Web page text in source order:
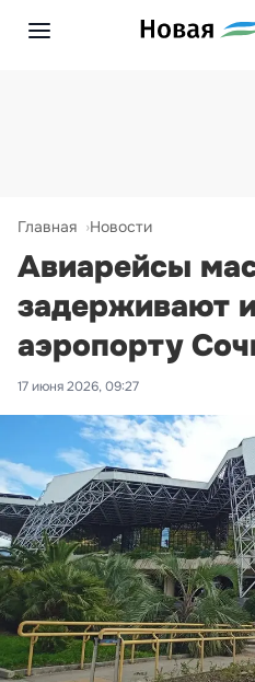
Главная Новости
Авиарейсы
задерживают
аэропорту
17 июня 2026, 09:27